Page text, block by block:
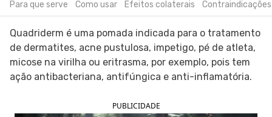
SIGA O TUA SAÚDE NAS REDES SOCIAIS
Para que serve Como usar Efeitos colaterais Contraindicações
Quadriderm é uma pomada indicada para o tratamento
de dermatites, acne pustulosa, impetigo, pé de atleta,
micose na virilha ou eritrasma, por exemplo, pois tem
ação antibacteriana, antifúngica e anti-inflamatória.
PUBLICIDADE